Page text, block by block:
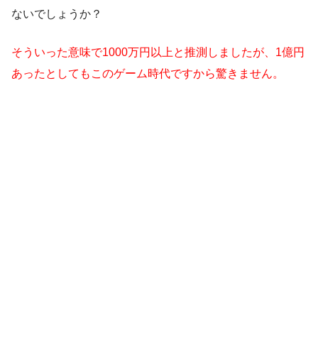
ないでしょうか？
そういった意味で1000万円以上と推測しましたが、1億円
あったとしてもこのゲーム時代ですから驚きません。